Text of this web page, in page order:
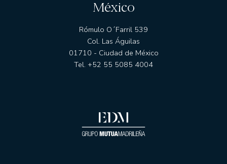
México
Rómulo O´Farril 539
Col. Las Águilas
01710 - Ciudad de México
Tel. +52 55 5085 4004